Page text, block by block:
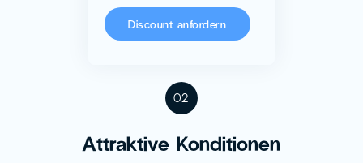
02
Attraktive Konditionen
Discount anfordern